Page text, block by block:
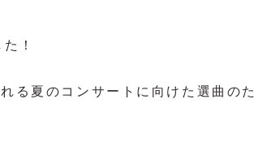
！
る夏のコンサートに向けた選曲のた